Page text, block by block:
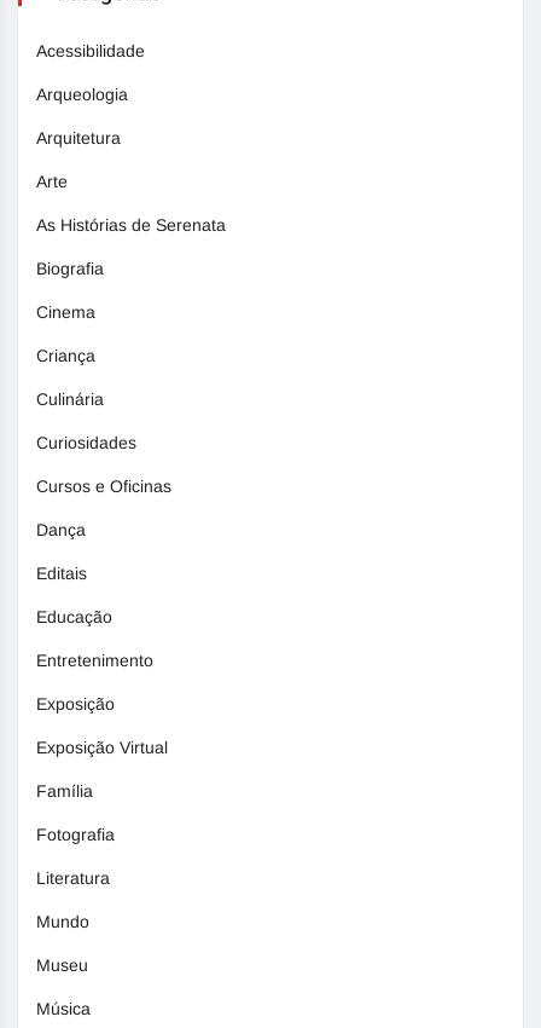
Acessibilidade
Arqueologia
Arquitetura
Arte
As Histórias de Serenata
Biografia
Cinema
Criança
Culinária
Curiosidades
Cursos e Oficinas
Dança
Editais
Educação
Entretenimento
Exposição
Exposição Virtual
Família
Fotografia
Literatura
Mundo
Museu
Música